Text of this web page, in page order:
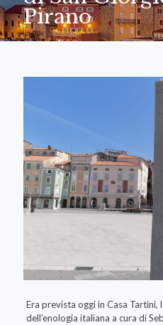
Pirano
Era prevista oggi in Casa Tartini,
dell’enologia italiana a cura di